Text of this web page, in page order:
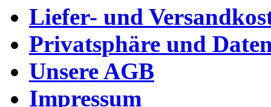
Liefer- und
Privatsphäre und
Unsere AGB
Impressum